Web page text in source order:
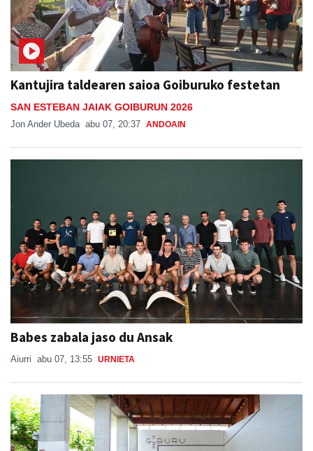
Kantujira taldearen saioa Goiburuko festetan
SAN ESTEBAN JAIAK GOIBURUN 2026
Jon Ander Ubeda abu 07, 20:37 ANDOAIN
Babes zabala jaso du Ansak
Aiurri abu 07, 13:55 URNIETA